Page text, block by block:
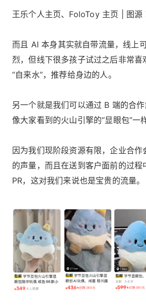
王乐个人主页、FoloToy 主页 | 图源
而且 AI 本身其实就自带流量，线上
烈，但线下很多孩子试过之后非常喜
“自来水”，推荐给身边的人。
另一个就是我们可以通过 B 端的合
像大家看到的火山引擎的“显眼包”一
因为我们现阶段资源有限，企业合作
的声量，而且在送到客户面前的过程
PR，这对我们来说也是宝贵的流量。